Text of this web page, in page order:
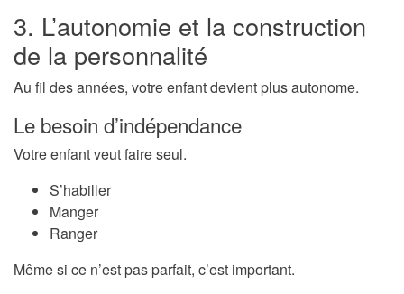
3. L’autonomie et la construction
de la personnalité
Au fil des années, votre enfant devient plus autonome.
Le besoin d’indépendance
Votre enfant veut faire seul.
S’habiller
Manger
Ranger
Même si ce n’est pas parfait, c’est important.